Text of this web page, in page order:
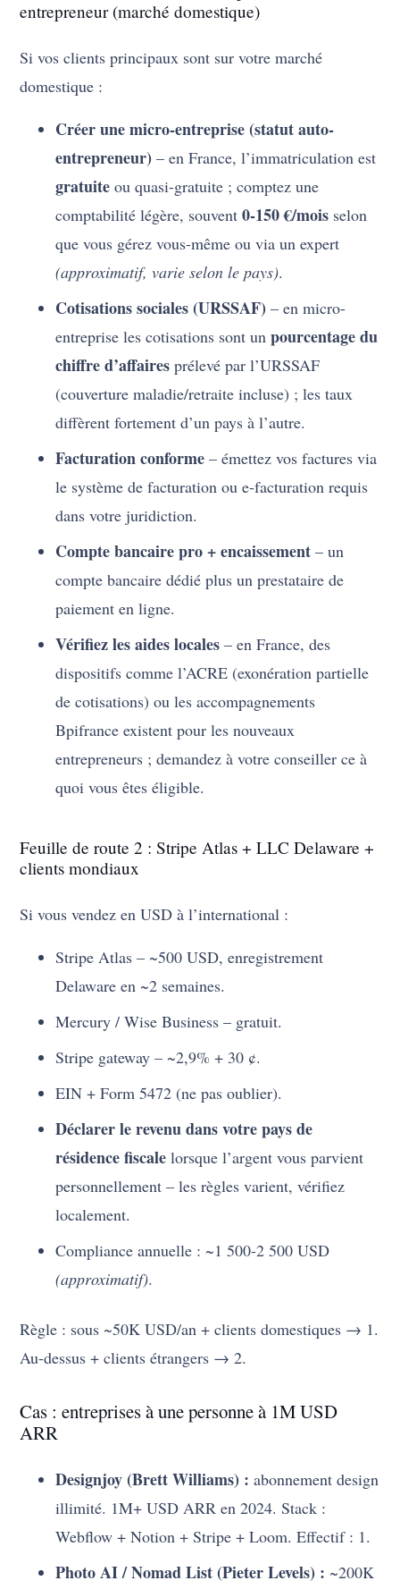
entrepreneur (marché domestique)
Si vos clients principaux sont sur votre marché
domestique :
Créer une micro-entreprise (statut auto-
entrepreneur) – en France, l’immatriculation est
gratuite ou quasi-gratuite ; comptez une
comptabilité légère, souvent0-150 €/mois selon
que vous gérez vous-même ou via un expert
(approximatif, varie selon le pays).
Cotisations sociales (URSSAF) – en micro-
entreprise les cotisations sont unpourcentage du
chiffre d’affaires prélevé par l’URSSAF
(couverture maladie/retraite incluse) ; les taux
diffèrent fortement d’un pays à l’autre.
Facturation conforme – émettez vos factures via
le système de facturation ou e-facturation requis
dans votre juridiction.
Compte bancaire pro + encaissement – un
compte bancaire dédié plus un prestataire de
paiement en ligne.
Vérifiez les aides locales – en France, des
dispositifs comme l’ACRE (exonération partielle
de cotisations) ou les accompagnements
Bpifrance existent pour les nouveaux
entrepreneurs ; demandez à votre conseiller ce à
quoi vous êtes éligible.
Feuille de route 2 : Stripe Atlas + LLC Delaware +
clients mondiaux
Si vous vendez en USD à l’international :
Stripe Atlas – ~500 USD, enregistrement
Delaware en ~2 semaines.
Mercury / Wise Business – gratuit.
Stripe gateway – ~2,9% + 30 ¢.
EIN + Form 5472 (ne pas oublier).
Déclarer le revenu dans votre pays de
résidence fiscale lorsque l’argent vous parvient
personnellement – les règles varient, vérifiez
localement.
Compliance annuelle : ~1 500-2 500 USD
(approximatif).
Règle : sous ~50K USD/an + clients domestiques → 1.
Au-dessus + clients étrangers → 2.
Cas : entreprises à une personne à 1M USD
ARR
Designjoy (Brett Williams) : abonnement design
illimité. 1M+ USD ARR en 2024. Stack :
Webflow + Notion + Stripe + Loom. Effectif : 1.
Photo AI / Nomad List (Pieter Levels) : ~200K